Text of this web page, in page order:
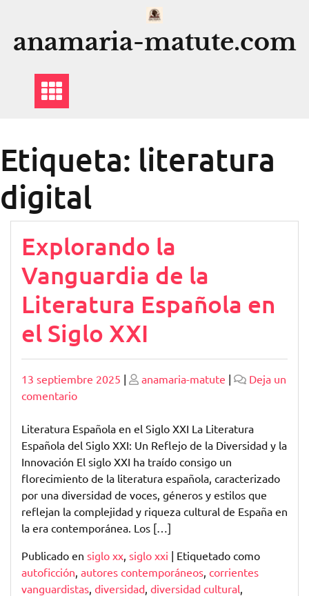
contenido
anamaria-matute.com
Etiqueta: literatura
digital
Explorando la
Vanguardia de la
Literatura Española en
el Siglo XXI
Publicado
13 septiembre 2025 | Publicado
anamaria-matute |
Deja un
comentarioen
la
Vanguardia
de
la
Literatura
Española
en
Siglo
XXI
Literatura Española en el Siglo XXI La Literatura
Española del Siglo XXI: Un Reflejo de la Diversidad y la
Innovación El siglo XXI ha traído consigo un
florecimiento de la literatura española, caracterizado
por una diversidad de voces, géneros y estilos que
reflejan la complejidad y riqueza cultural de España en
la era contemporánea. Los […]
Publicado en siglo xx, siglo xxi | Etiquetado como
autoficción, autores contemporáneos, corrientes
vanguardistas, diversidad, diversidad cultural,